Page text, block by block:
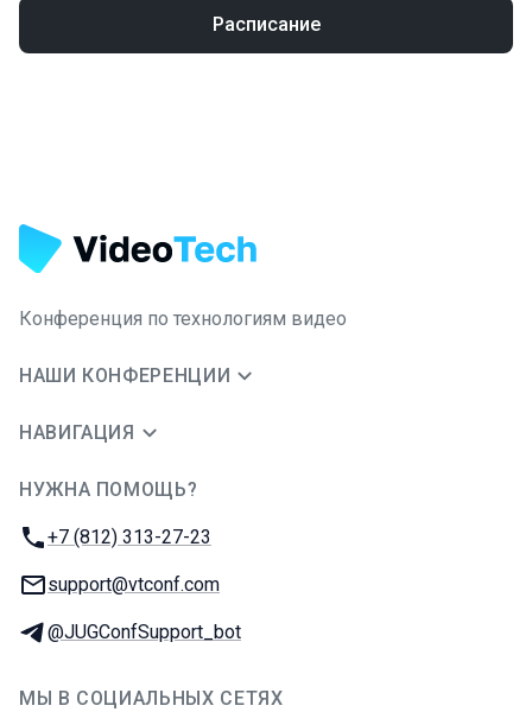
Расписание
Конференция по технологиям видео
НАШИ КОНФЕРЕНЦИИ
НАВИГАЦИЯ
НУЖНА ПОМОЩЬ?
Телефон:
+7 (812) 313-27-23
E-mail:
support@vtconf.com
Телеграм:
@JUGConfSupport_bot
МЫ В СОЦИАЛЬНЫХ СЕТЯХ